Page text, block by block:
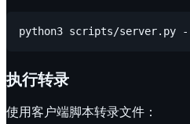
执行转录
使用客户端脚本转录文件：